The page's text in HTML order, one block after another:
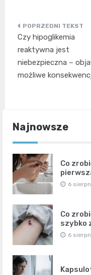
Nawigacja
wpisu
Czy hipoglikemia
reaktywna jest
niebezpieczna –
możliwe
Najnowsze
Co
6
Co
szybko
6